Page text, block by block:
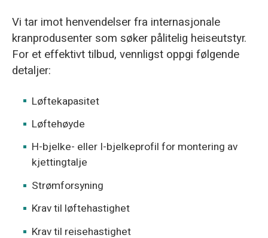
Vi tar imot henvendelser fra internasjonale
kranprodusenter som søker pålitelig heiseutstyr.
For et effektivt tilbud, vennligst oppgi følgende
detaljer:
Løftekapasitet
Løftehøyde
H-bjelke- eller I-bjelkeprofil for montering av
kjettingtalje
Strømforsyning
Krav til løftehastighet
Krav til reisehastighet